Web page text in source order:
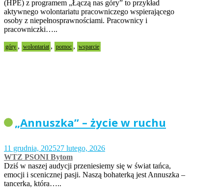
(HPE) z programem „Łączą nas góry” to przykład
aktywnego wolontariatu pracowniczego wspierającego
osoby z niepełnosprawnościami. Pracownicy i
pracowniczki…..
góry , wolontariat , pomoc , wsparcie
„Annuszka” – życie w ruchu
11 grudnia, 202527 lutego, 2026
WTZ PSONI Bytom
Dziś w naszej audycji przeniesiemy się w świat tańca,
emocji i scenicznej pasji. Naszą bohaterką jest Annuszka –
tancerka, która…..